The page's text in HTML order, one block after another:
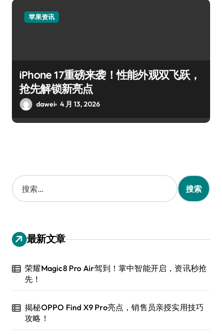
苹果资讯
iPhone 17重磅来袭！性能外观双飞跃，
抢先解锁新亮点
dawei 4 月 13, 2026
搜
索
：
最新文章
荣耀Magic8 Pro Air驾到！掌中智能开启，资讯秒抢
先！
揭秘OPPO Find X9 Pro亮点，销售员亲授实用技巧
攻略！